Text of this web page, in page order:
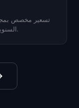
تسعير مخصص
السنوية والفوترة بأمر الشراء ومستندات المشتريات.